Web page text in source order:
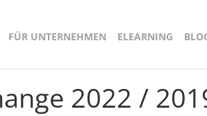
FÜR UNTERNEHMEN ELEARNING
2022 /